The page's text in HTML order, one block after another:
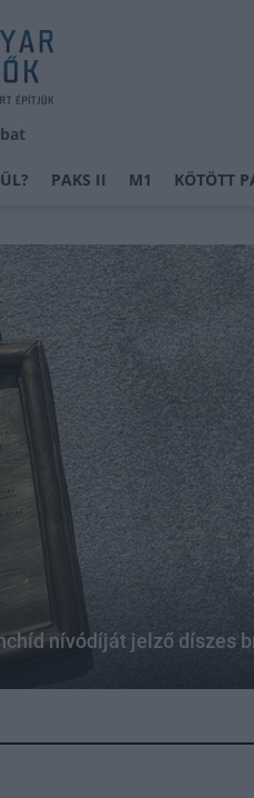
PAKS II M1 KÖTÖTT
nívódíját jelző díszes